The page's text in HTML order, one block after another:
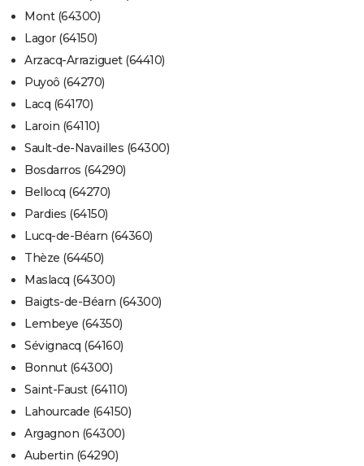
Mont (64300)
Lagor (64150)
Arzacq-Arraziguet (64410)
Puyoô (64270)
Lacq (64170)
Laroin (64110)
Sault-de-Navailles (64300)
Bosdarros (64290)
Bellocq (64270)
Pardies (64150)
Lucq-de-Béarn (64360)
Thèze (64450)
Maslacq (64300)
Baigts-de-Béarn (64300)
Lembeye (64350)
Sévignacq (64160)
Bonnut (64300)
Saint-Faust (64110)
Lahourcade (64150)
Argagnon (64300)
Aubertin (64290)